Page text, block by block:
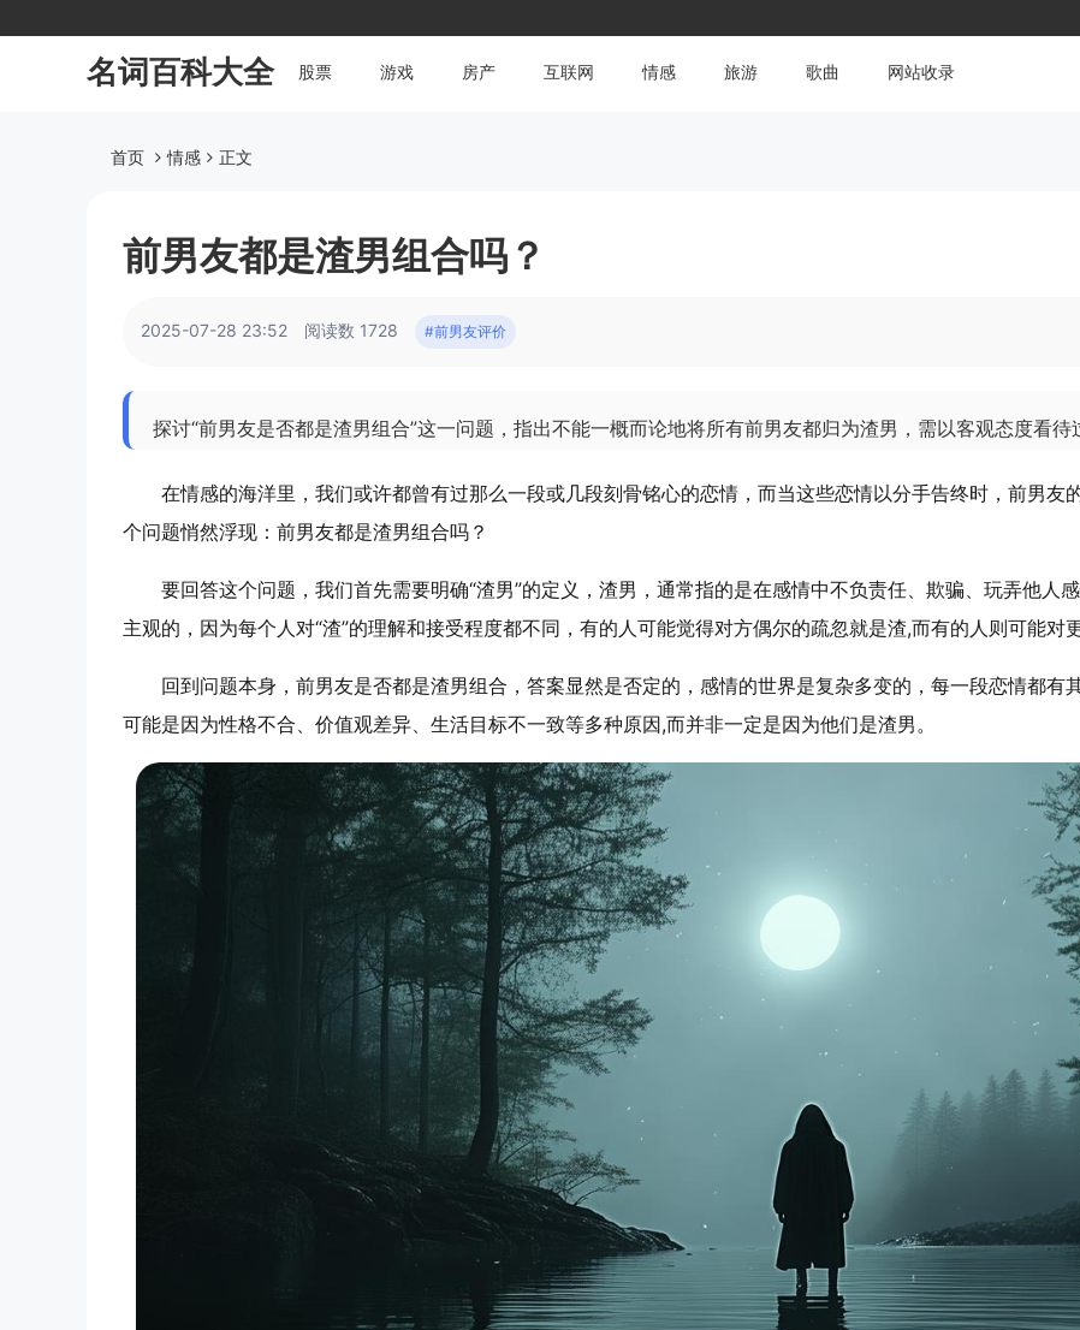
名词百科大全 股票 游戏 房产 互联网 情感 旅游 歌曲 网站收录
首页 情感 正文
前男友都是渣男组合吗？
2025-07-28 23:52 阅读数 1728 #前男友评价
探讨“前男友是否都是渣男组合”这一问题，指出不能一概而论地将所有前男友都归为渣男，需以客观态度看待
在情感的海洋里，我们或许都曾有过那么一段或几段刻骨铭心的恋情，而当这些恋情以分手告终时，前男友
个问题悄然浮现：前男友都是渣男组合吗？
要回答这个问题，我们首先需要明确“渣男”的定义，渣男，通常指的是在感情中不负责任、欺骗、玩弄他人
主观的，因为每个人对“渣”的理解和接受程度都不同，有的人可能觉得对方偶尔的疏忽就是渣,而有的人则可能对
回到问题本身，前男友是否都是渣男组合，答案显然是否定的，感情的世界是复杂多变的，每一段恋情都有
可能是因为性格不合、价值观差异、生活目标不一致等多种原因,而并非一定是因为他们是渣男。